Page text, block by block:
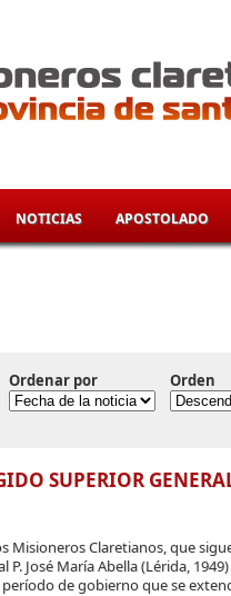
NOTICIAS APOSTOLADO
Ordenar por Orden
SUPERIOR
Misioneros Claretianos, que
P. José María Abella (Lérida,
de gobierno que se